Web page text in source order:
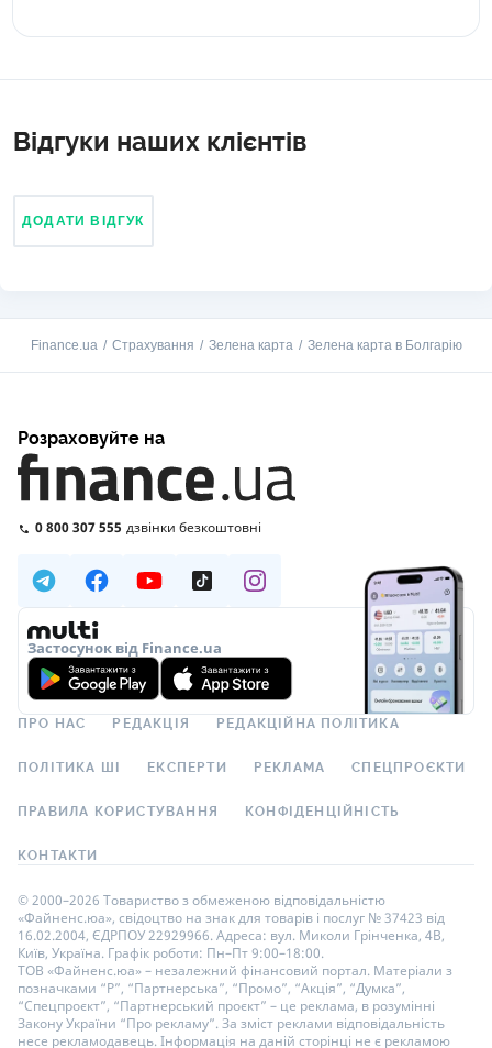
Ви можете придбати новий страховий поліс онлайн в
Відгуки наших клієнтів
ДОДАТИ ВІДГУК
Finance.ua Страхування Зелена карта Зелена карта в Болгарію
Розраховуйте на
0 800 307 555 дзвінки безкоштовні
Застосунок від Finance.ua
ПРО НАС РЕДАКЦІЯ РЕДАКЦІЙНА ПОЛІТИКА
ПОЛІТИКА ШІ ЕКСПЕРТИ РЕКЛАМА СПЕЦПРОЄКТИ
ПРАВИЛА КОРИСТУВАННЯ КОНФІДЕНЦІЙНІСТЬ
КОНТАКТИ
© 2000–2026 Товариство з обмеженою відповідальністю
«Файненс.юа», свідоцтво на знак для товарів і послуг № 37423 від
16.02.2004, ЄДРПОУ 22929966. Адреса: вул. Миколи Грінченка, 4В,
Київ, Україна. Графік роботи: Пн–Пт 9:00–18:00.
ТОВ «Файненс.юа» – незалежний фінансовий портал. Матеріали з
позначками “Р”, “Партнерська”, “Промо”, “Акція”, “Думка”,
“Спецпроєкт”, “Партнерський проєкт” – це реклама, в розумінні
Закону України “Про рекламу”. За зміст реклами відповідальність
несе рекламодавець. Інформація на даній сторінці не є рекламою